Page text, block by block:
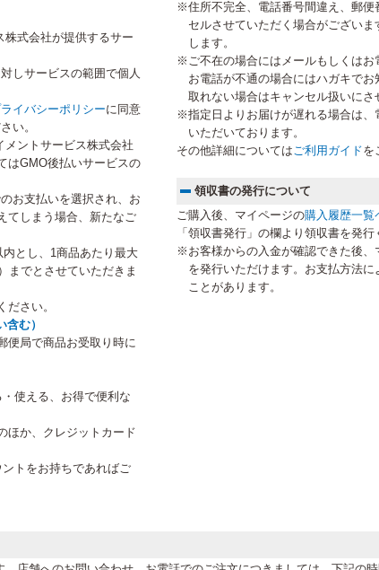
株式会社が提供するサー
しサービスの範囲で個人
イバシーポリシーに同意
い。
メントサービス株式会社
はGMO後払いサービスの
お支払いを選択され、お
てしまう場合、新たなご
とし、1商品あたり最大
までとさせていただきま
ださい。
む）
便局で商品お受取り時に
使える、お得で便利な
ほか、クレジットカード
トをお持ちであればご
※住所不完全、電話番号間違え、郵便
セルさせていただく場合がござい
します。
※ご不在の場合にはメールもしくはお
お電話が不通の場合にはハガキで
取れない場合はキャンセル扱いにさ
※指定日よりお届けが遅れる場合は、
いただいております。
その他詳細についてはご利用ガイドを
領収書の発行について
ご購入後、マイページの購入履歴一覧
「領収書発行」の欄より領収書を発行
※お客様からの入金が確認できた後
を発行いただけます。お支払方法
ことがあります。